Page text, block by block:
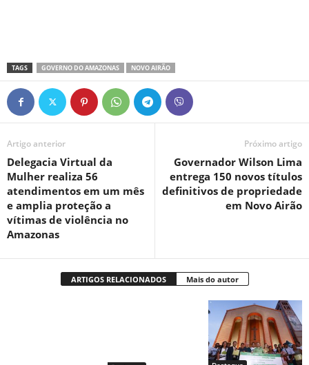
TAGS GOVERNO DO AMAZONAS NOVO AIRÃO
Artigo anterior
Delegacia Virtual da
Mulher realiza 56
atendimentos em um mês
e amplia proteção a
vítimas de violência no
Amazonas
Próximo artigo
Governador Wilson Lima
entrega 150 novos títulos
definitivos de propriedade
em Novo Airão
ARTIGOS RELACIONADOS Mais do autor